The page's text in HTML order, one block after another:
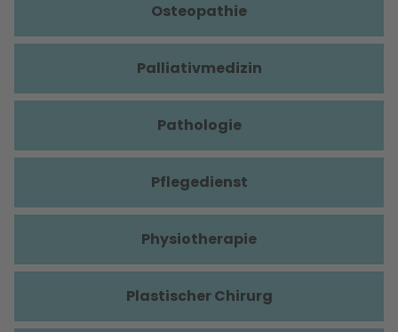
Osteopathie
Palliativmedizin
Pathologie
Pflegedienst
Physiotherapie
Plastischer Chirurg